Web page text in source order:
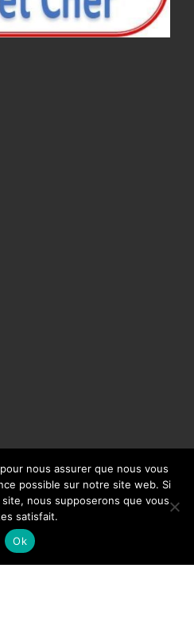
nous assurer que nous vous
possible sur notre site web. Si
nous supposerons que vous
satisfait.
Ok